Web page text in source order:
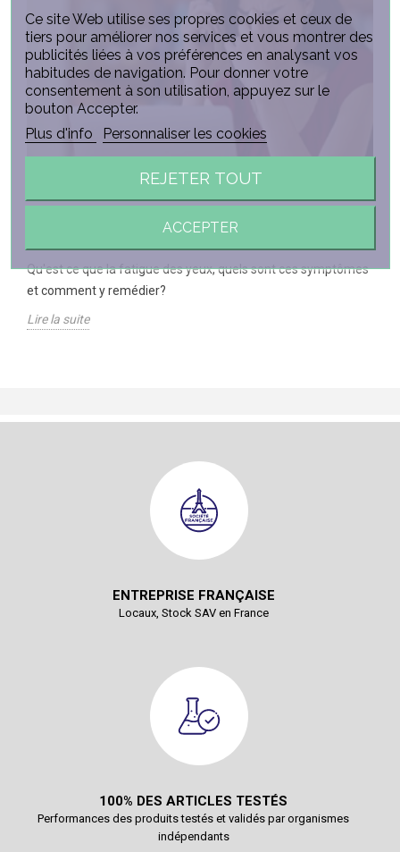
LA FATIGUE DES YEUX
2852Vues
Qu'est ce que la fatigue des yeux, quels sont ces symptômes
et comment y remédier?
Lire la suite
ENTREPRISE FRANÇAISE
Locaux, Stock SAV en France
100% DES ARTICLES TESTÉS
Performances des produits testés et validés par organismes
indépendants
Ce site Web utilise ses propres cookies et ceux de
tiers pour améliorer nos services et vous montrer des
publicités liées à vos préférences en analysant vos
habitudes de navigation. Pour donner votre
consentement à son utilisation, appuyez sur le
bouton Accepter.
Plus d'info
Personnaliser les cookies
REJETER TOUT
ACCEPTER